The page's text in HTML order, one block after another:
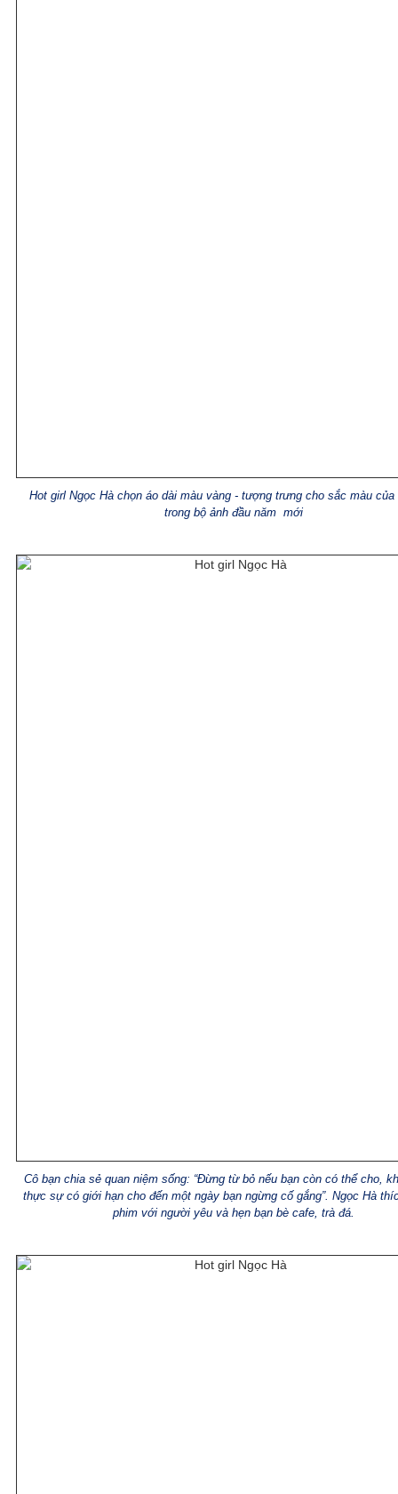
Hot girl Ngọc Hà chọn áo dài màu vàng - tượng trưng cho sắc màu của
trong bộ ảnh đầu năm mới
Cô bạn chia sẻ quan niệm sống: “Đừng từ bỏ nếu bạn còn có thể cho,
thực sự có giới hạn cho đến một ngày bạn ngừng cố gắng”. Ngọc Hà
phim với người yêu và hẹn bạn bè cafe, trà đá.